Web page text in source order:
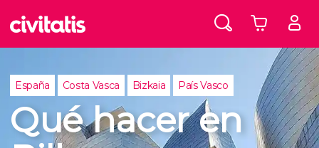
España Costa Vasca Bizkaia País Vasco
Qué hacer en